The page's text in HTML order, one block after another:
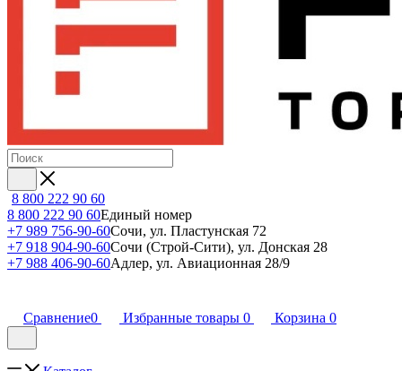
8 800 222 90 60
8 800 222 90 60Единый номер
+7 989 756-90-60Сочи, ул. Пластунская 72
+7 918 904-90-60Сочи (Строй-Сити), ул. Донская 28
+7 988 406-90-60Адлер, ул. Авиационная 28/9
Сравнение0 Избранные товары 0 Корзина 0